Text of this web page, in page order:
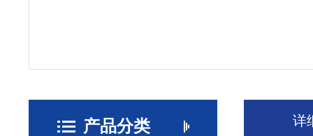
产品分类 详